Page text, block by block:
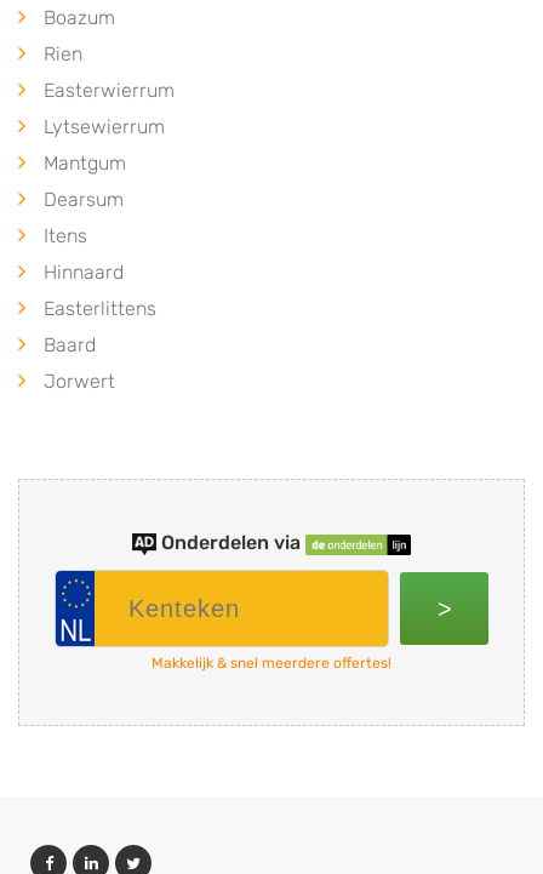
Boazum
Rien
Easterwierrum
Lytsewierrum
Mantgum
Dearsum
Itens
Hinnaard
Easterlittens
Baard
Jorwert
Onderdelen via
>
Makkelijk & snel meerdere offertes!